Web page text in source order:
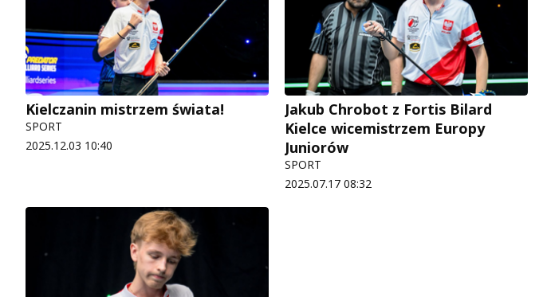
Kielczanin mistrzem świata!
SPORT
2025.12.03 10:40
Jakub Chrobot z Fortis Bilard
Kielce wicemistrzem Europy
Juniorów
SPORT
2025.07.17 08:32